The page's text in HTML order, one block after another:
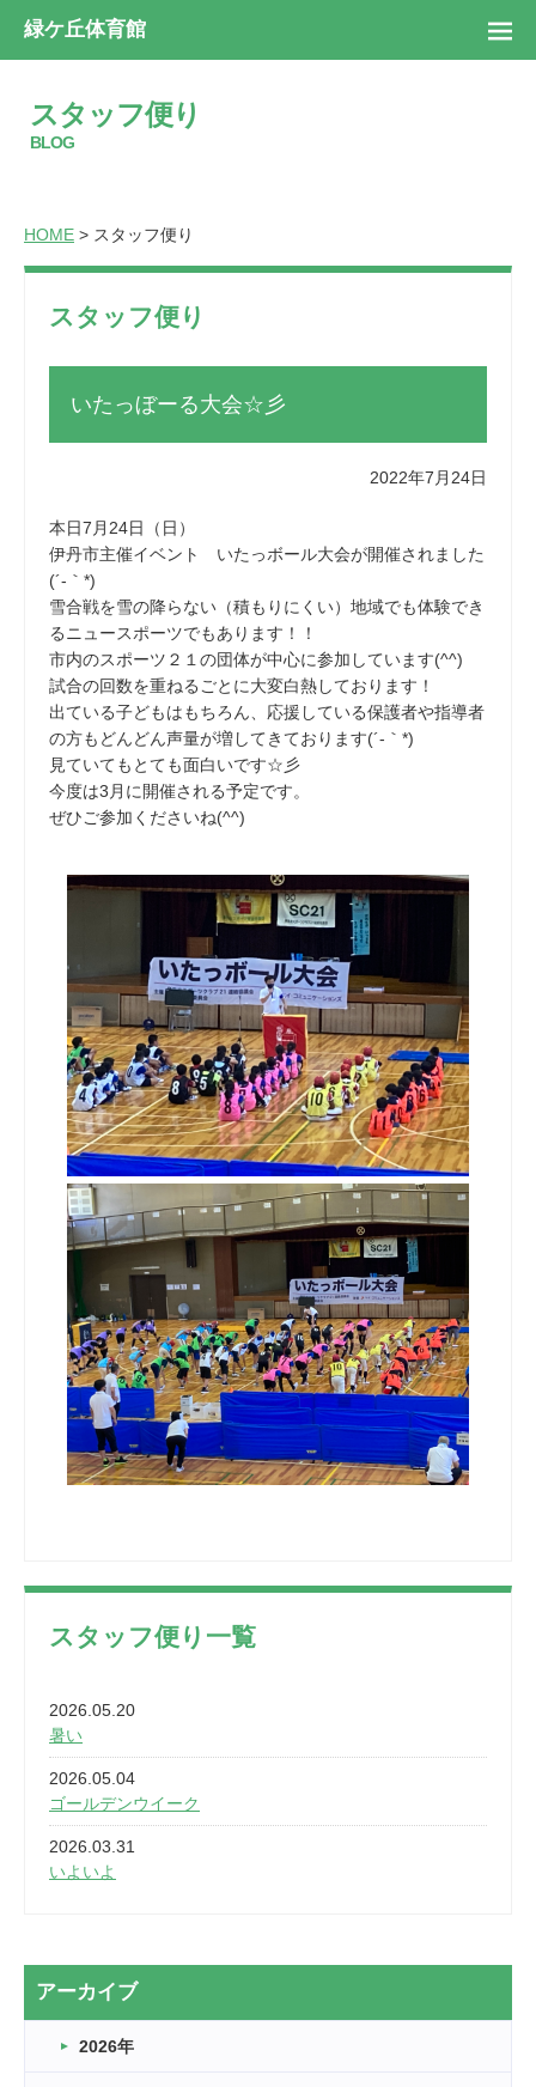
緑ケ丘体育館
スタッフ便り
BLOG
HOME > スタッフ便り
スタッフ便り
いたっぼーる大会☆彡
2022年7月24日
本日7月24日（日）
伊丹市主催イベント いたっボール大会が開催されました
(´-｀*)
雪合戦を雪の降らない（積もりにくい）地域でも体験でき
るニュースポーツでもあります！！
市内のスポーツ２１の団体が中心に参加しています(^^)
試合の回数を重ねるごとに大変白熱しております！
出ている子どもはもちろん、応援している保護者や指導者
の方もどんどん声量が増してきております(´-｀*)
見ていてもとても面白いです☆彡
今度は3月に開催される予定です。
ぜひご参加くださいね(^^)
スタッフ便り一覧
2026.05.20
暑い
2026.05.04
ゴールデンウイーク
2026.03.31
いよいよ
2026.03.20
なぎなた
2026.03.16
アーカイブ
2026年